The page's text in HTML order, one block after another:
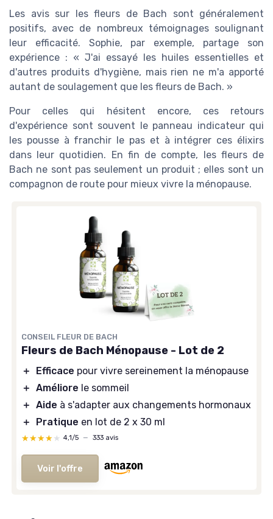
Les avis sur les fleurs de Bach sont généralement
positifs, avec de nombreux témoignages soulignant
leur efficacité. Sophie, par exemple, partage son
expérience : « J'ai essayé les huiles essentielles et
d'autres produits d'hygiène, mais rien ne m'a apporté
autant de soulagement que les fleurs de Bach. »
Pour celles qui hésitent encore, ces retours
d'expérience sont souvent le panneau indicateur qui
les pousse à franchir le pas et à intégrer ces élixirs
dans leur quotidien. En fin de compte, les fleurs de
Bach ne sont pas seulement un produit ; elles sont un
compagnon de route pour mieux vivre la ménopause.
CONSEIL FLEUR DE BACH
Fleurs de Bach Ménopause - Lot de 2
＋ Efficace pour vivre sereinement la ménopause
＋ Améliore le sommeil
＋ Aide à s'adapter aux changements hormonaux
＋
Pratique en lot de 2 x 30 ml
★★★★★
★★★★★ 4,1/5 — 333 avis
Voir l'offre